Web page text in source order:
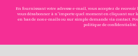
En fournissant votre adresse e-mail, vous acceptez de recevoir
vous désabonner à n'importe quel moment en cliquant sur
en bas de nos e-mails ou sur simple demande via contact.
politique de confidentialité.